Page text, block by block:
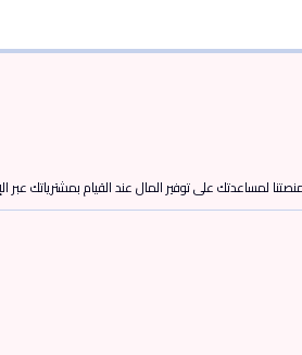
لمساعدتك على توفير المال عند القيام بمشترياتك